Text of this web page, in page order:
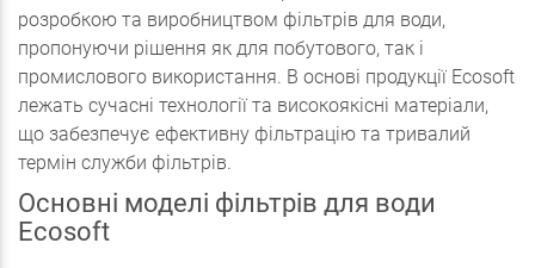
розробкою та виробництвом фільтрів для води,
пропонуючи рішення як для побутового, так і
промислового використання. В основі продукції Ecosoft
лежать сучасні технології та високоякісні матеріали,
що забезпечує ефективну фільтрацію та тривалий
термін служби фільтрів.
Основні моделі фільтрів для води
Ecosoft